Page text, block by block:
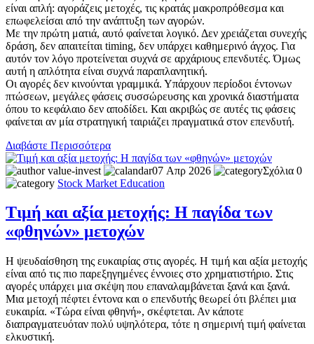
είναι απλή: αγοράζεις μετοχές, τις κρατάς μακροπρόθεσμα και
επωφελείσαι από την ανάπτυξη των αγορών.
Με την πρώτη ματιά, αυτό φαίνεται λογικό. Δεν χρειάζεται συνεχής
δράση, δεν απαιτείται timing, δεν υπάρχει καθημερινό άγχος. Για
αυτόν τον λόγο προτείνεται συχνά σε αρχάριους επενδυτές. Όμως
αυτή η απλότητα είναι συχνά παραπλανητική.
Οι αγορές δεν κινούνται γραμμικά. Υπάρχουν περίοδοι έντονων
πτώσεων, μεγάλες φάσεις συσσώρευσης και χρονικά διαστήματα
όπου το κεφάλαιο δεν αποδίδει. Και ακριβώς σε αυτές τις φάσεις
φαίνεται αν μία στρατηγική ταιριάζει πραγματικά στον επενδυτή.
Διαβάστε Περισσότερα
value-invest 07 Απρ 2026
Σχόλια 0
Stock Market Education
Τιμή και αξία μετοχής: Η παγίδα των
«φθηνών» μετοχών
Η ψευδαίσθηση της ευκαιρίας στις αγορές. Η τιμή και αξία μετοχής
είναι από τις πιο παρεξηγημένες έννοιες στο χρηματιστήριο. Στις
αγορές υπάρχει μια σκέψη που επαναλαμβάνεται ξανά και ξανά.
Μια μετοχή πέφτει έντονα και ο επενδυτής θεωρεί ότι βλέπει μια
ευκαιρία. «Τώρα είναι φθηνή», σκέφτεται. Αν κάποτε
διαπραγματευόταν πολύ υψηλότερα, τότε η σημερινή τιμή φαίνεται
ελκυστική.